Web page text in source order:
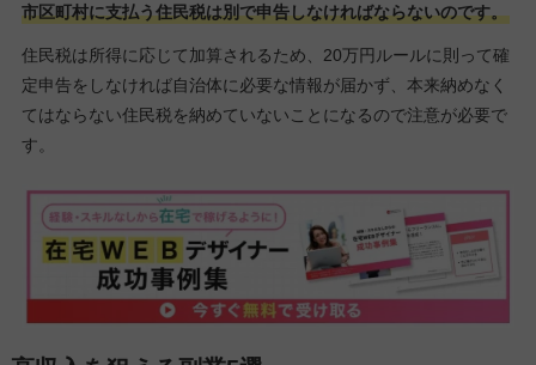
市区町村に支払う住民税は別で申告しなければならないのです。
住民税は所得に応じて加算されるため、20万円ルールに則って確
定申告をしなければ自治体に必要な情報が届かず、本来納めなく
てはならない住民税を納めていないことになるので注意が必要で
す。